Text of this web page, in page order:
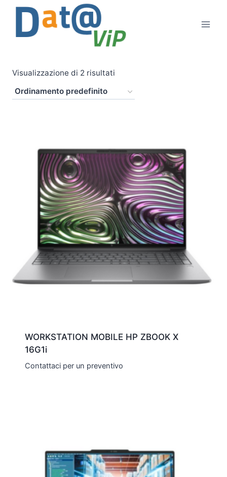
Salta
contenuto
Visualizzazione di 2 risultati
WORKSTATION MOBILE HP ZBOOK X
16G1i
Contattaci per un preventivo